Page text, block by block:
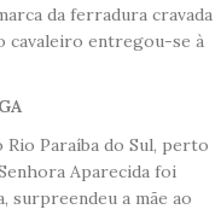
da ferradura cravada
cavaleiro entregou-se à
Rio Paraíba do Sul, perto
Aparecida foi
surpreendeu a mãe ao